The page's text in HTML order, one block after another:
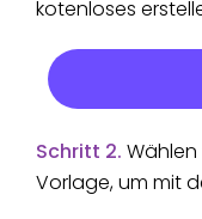
kotenloses
Schritt 2.
Vorlage, um mit